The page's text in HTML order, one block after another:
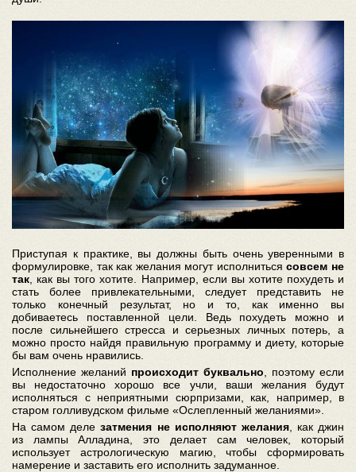
Приступая к практике, вы должны быть очень уверенными в
формулировке, так как желания могут исполнитьсясовсем не
так , как вы того хотите. Например, если вы хотите похудеть и
стать более привлекательными, следует представить не
только конечный результат, но и то, как именно вы
добиваетесь поставленной цели. Ведь похудеть можно и
после сильнейшего стресса и серьезных личных потерь, а
можно просто найдя правильную программу и диету, которые
бы вам очень нравились.
Исполнение желаний происходит буквально , поэтому если
вы недостаточно хорошо все учли, ваши желания будут
исполняться с неприятными сюрпризами, как, например, в
старом голливудском фильме «Ослепленный желаниями».
На самом делезатмения не исполняют желания, как джин
из лампы Алладина, это делает сам человек, который
использует астрологическую магию, чтобы сформировать
намерение и заставить его исполнить задуманное.